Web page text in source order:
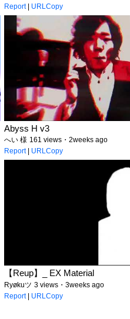
Report| URLCopy
Abyss H v3
へい 様 161 views・2weeks ago
Report| URLCopy
【Reup】_ EX Material
Ryøkuツ 3 views・3weeks ago
Report| URLCopy